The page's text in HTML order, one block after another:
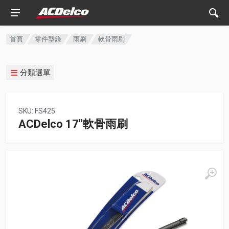
首頁 零件型錄 雨刷 軟骨雨刷
分類選單
SKU: FS425
ACDelco 17"軟骨雨刷